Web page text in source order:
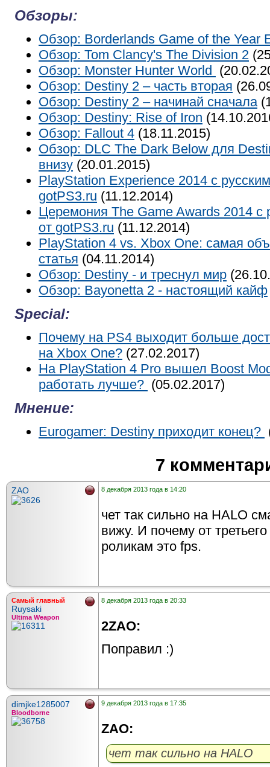
Обзоры:
Обзор: Borderlands Game of the Year
Обзор: Tom Clancy's The Division 2
Обзор: Monster Hunter World
Обзор: Destiny 2 – часть вторая
Обзор: Destiny 2 – начинай сначала
Обзор: Destiny: Rise of Iron
Обзор: Fallout 4 (18.11.2015)
Обзор: DLC The Dark Below для
внизу (20.01.2015)
PlayStation Experience 2014 с
gotPS3.ru (11.12.2014)
Церемония The Game Awards 2014 с
от gotPS3.ru (11.12.2014)
PlayStation 4 vs. Xbox One: самая
статья (04.11.2014)
Обзор: Destiny - и треснул мир
Обзор: Bayonetta 2 - настоящий кайф
Special:
Почему на PS4 выходит больше
на Xbox One? (27.02.2017)
На PlayStation 4 Pro вышел Boost
работать лучше? (05.02.2017)
Мнение:
Eurogamer: Destiny приходит конец?
7
ZAO 8 декабря 2013 года в 14:20
чет так сильно на HALO
вижу. И почему от
роликам это fps.
Самый главный
Ruysaki
Ultima Weapon
8 декабря 2013 года в 20:33
2ZAO:
Поправил :)
dimjke1285007
Bloodborne
9 декабря 2013 года в 17:35
ZAO:
чет так сильно на HALO